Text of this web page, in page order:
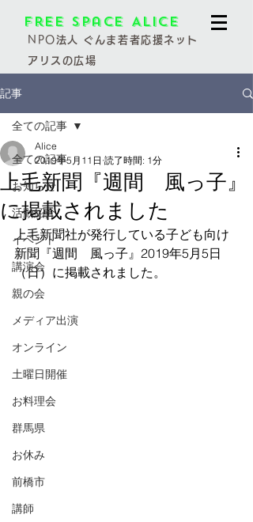
Free Space Alice
NPO法人 ぐんま若者応援ネット
アリスの広場
記事
全ての記事
お知らせ
活動紹介
イベント
講演会
親の会
メディア出演
オンライン
土曜日開催
お料理会
群馬県
お休み
前橋市
講師
全ての記事
上毛新聞『週間 風っ子』
に掲載されました
Alice
2019年5月11日 読了時間: 1分
上毛新聞社が発行している子ども向け
新聞『週間　風っ子』2019年5月5日
（日）に掲載されました。